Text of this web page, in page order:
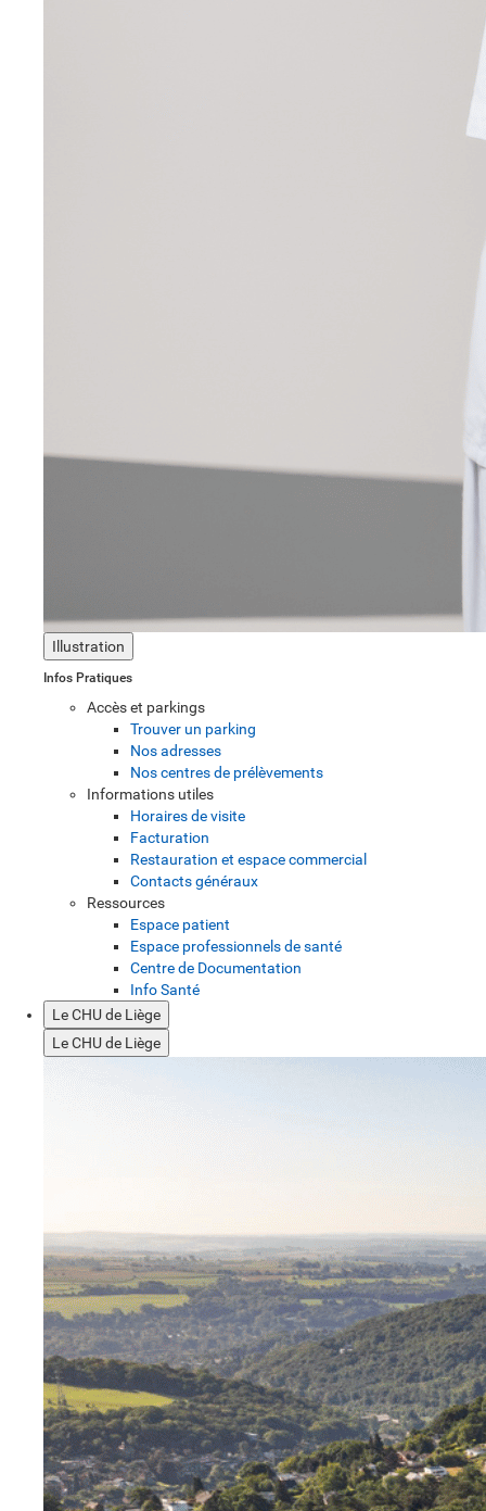
Illustration
Infos Pratiques
Accès et parkings
Trouver un parking
Nos adresses
Nos centres de prélèvements
Informations utiles
Horaires de visite
Facturation
Restauration et espace commercial
Contacts généraux
Ressources
Espace patient
Espace professionnels de santé
Centre de Documentation
Info Santé
Le CHU de Liège
Le CHU de Liège